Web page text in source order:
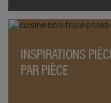
INSPIRATIONS
PAR PIÈCE